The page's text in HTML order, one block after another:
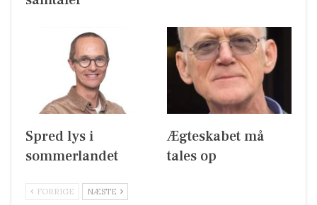
Spred lys i
sommerlandet
Ægteskabet må
tales op
FORRIGE NÆSTE